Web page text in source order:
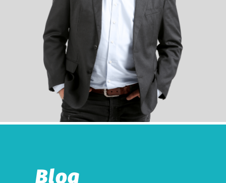
Blog